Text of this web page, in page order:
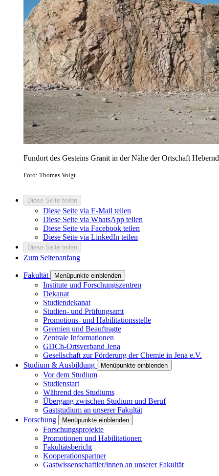
Fundort des Gesteins Granit in der Nähe der Ortschaft
Foto: Thomas Voigt
Diese Seite teilen
Diese Seite via E-Mail teilen
Diese Seite via WhatsApp teilen
Diese Seite via Facebook teilen
Diese Seite via LinkedIn teilen
Diese Seite teilen
Zum Seitenanfang
Fakultät Menüpunkte einblenden
Institute und Forschungszentren
Dekanat
Studiendekanat
Studien- und Prüfungsamt
Promotions- und Habilitationsstelle
Gremien und Beauftragte
Zentrale Informationen
GDCh-Ortsverband Jena
Gesellschaft zur Förderung der Chemie in Jena e.V.
Studium & Ausbildung
Menüpunkte einblenden
Vor dem Studium
Studienstart
Während des Studiums
Übergang zwischen Studium und Beruf
Gaststudium an unserer Fakultät
Forschung
Menüpunkte einblenden
Forschungsprojekte
Promotionen und Habilitationen
Fakultätsbericht
Kooperationspartner
Gastwissenschaftler/innen an unserer Fakultät